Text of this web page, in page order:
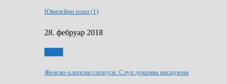
Ювилейни роки (1)
28. фебруар 2018
Женско-хлопски спокуси: Слуп докрива насадзени